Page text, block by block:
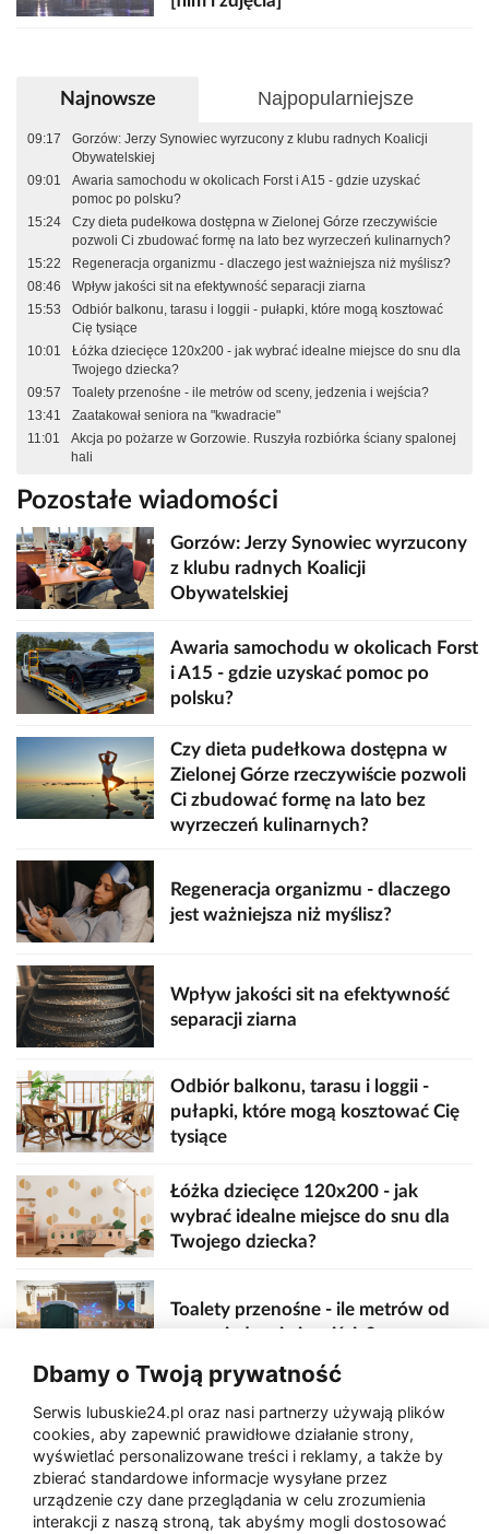
Najnowsze Najpopularniejsze
09:17
Gorzów: Jerzy Synowiec wyrzucony z klubu radnych Koalicji
Obywatelskiej
09:01
Awaria samochodu w okolicach Forst i A15 - gdzie uzyskać
pomoc po polsku?
15:24
Czy dieta pudełkowa dostępna w Zielonej Górze rzeczywiście
pozwoli Ci zbudować formę na lato bez wyrzeczeń kulinarnych?
15:22
Regeneracja organizmu - dlaczego jest ważniejsza niż myślisz?
08:46
Wpływ jakości sit na efektywność separacji ziarna
15:53
Odbiór balkonu, tarasu i loggii - pułapki, które mogą kosztować
Cię tysiące
10:01
Łóżka dziecięce 120x200 - jak wybrać idealne miejsce do snu dla
Twojego dziecka?
09:57
Toalety przenośne - ile metrów od sceny, jedzenia i wejścia?
13:41
Zaatakował seniora na "kwadracie"
11:01
Akcja po pożarze w Gorzowie. Ruszyła rozbiórka ściany spalonej
hali
Pozostałe wiadomości
Gorzów: Jerzy Synowiec wyrzucony
z klubu radnych Koalicji
Obywatelskiej
Awaria samochodu w okolicach Forst
i A15 - gdzie uzyskać pomoc po
polsku?
Czy dieta pudełkowa dostępna w
Zielonej Górze rzeczywiście pozwoli
Ci zbudować formę na lato bez
wyrzeczeń kulinarnych?
Regeneracja organizmu - dlaczego
jest ważniejsza niż myślisz?
Wpływ jakości sit na efektywność
separacji ziarna
Odbiór balkonu, tarasu i loggii -
pułapki, które mogą kosztować Cię
tysiące
Łóżka dziecięce 120x200 - jak
wybrać idealne miejsce do snu dla
Twojego dziecka?
Toalety przenośne - ile metrów od
sceny, jedzenia i wejścia?
Zaatakował seniora na "kwadracie"
Akcja po pożarze w Gorzowie.
Dbamy o Twoją prywatność
Serwis lubuskie24.pl oraz nasi partnerzy używają plików
cookies, aby zapewnić prawidłowe działanie strony,
wyświetlać personalizowane treści i reklamy, a także by
zbierać standardowe informacje wysyłane przez
urządzenie czy dane przeglądania w celu zrozumienia
interakcji z naszą stroną, tak abyśmy mogli dostosować